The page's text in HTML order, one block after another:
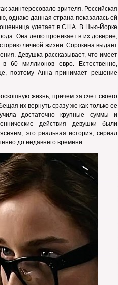
заинтересовало зрителя. Российская
однако данная страна показалась ей
улетает в США. В Нью-Йорке
Она легко проникает в их доверие,
личной жизни. Сорокина выдает
Девушка рассказывает, что имеет
60 миллионов евро. Естественно,
поэтому Анна принимает решение
жизнь, причем за счет своего
их вернуть сразу же как только ее
достаточно крупные суммы и
действия девушки были
это реальная история, сериал
до недавнего времени.